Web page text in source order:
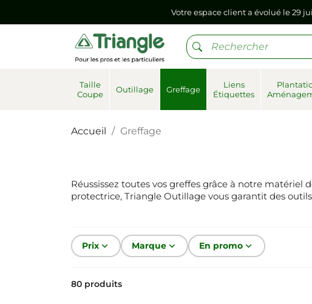
Si vous aviez mémorisé votre précédent mot de passe
Votre espace client a évolué le 29
Si vous aviez mémorisé votre précédent mot de passe
Taille
Coupe
Outillage Greffage
Liens
Étiquettes
Accueil Greffage
Réussissez toutes vos greffes grâce à notre matériel
protectrice, Triangle Outillage vous garantit des
Prixkeyboard_arrow_down Marquekeyboard_arrow_down En promokeyboard_arrow_down
80 produits